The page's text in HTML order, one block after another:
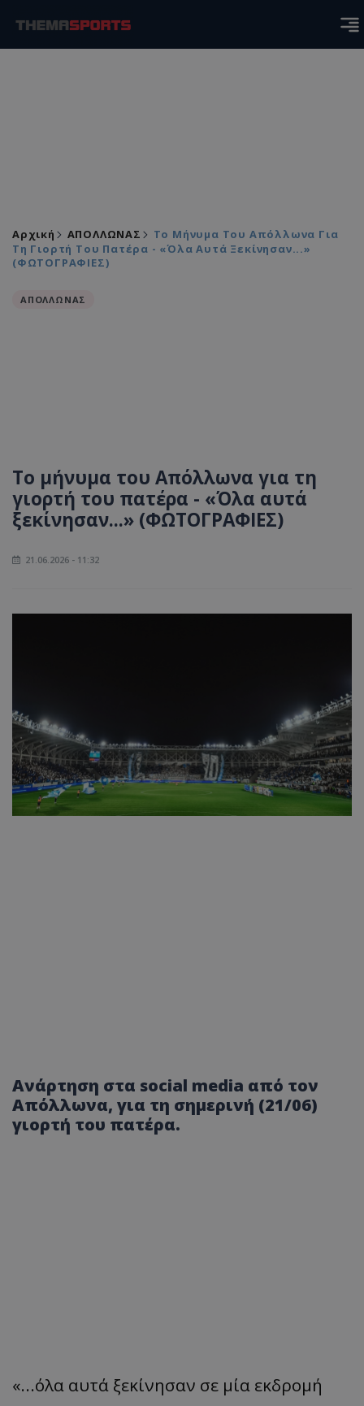
Αρχική ΑΠΟΛΛΩΝΑΣ
Το Μήνυμα Του Απόλλωνα Για
Τη Γιορτή Του Πατέρα - «Όλα Αυτά Ξεκίνησαν...»
(ΦΩΤΟΓΡΑΦΙΕΣ)
ΑΠΟΛΛΩΝΑΣ
Το μήνυμα του Απόλλωνα για τη
γιορτή του πατέρα - «Όλα αυτά
ξεκίνησαν...» (ΦΩΤΟΓΡΑΦΙΕΣ)
21.06.2026 - 11:32
Ανάρτηση στα social media από τον
Απόλλωνα, για τη σημερινή (21/06)
γιορτή του πατέρα.
«...όλα αυτά ξεκίνησαν σε μία εκδρομή